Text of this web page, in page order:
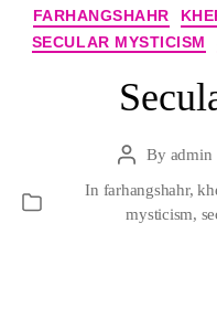
FARHANGSHAHR
SECULAR MYSTICISM
PostBy admin
In farhangshahr,
mysticism,